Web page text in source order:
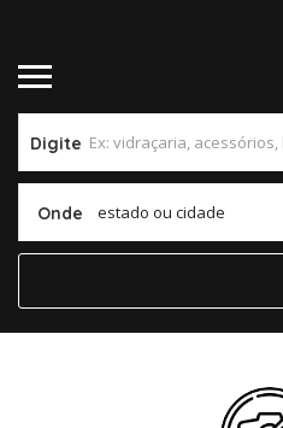
Digite
Onde estado ou cidade